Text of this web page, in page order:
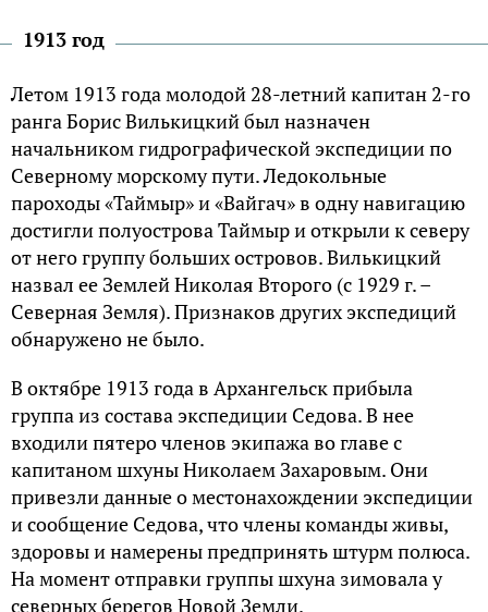
1913 год
Летом 1913 года молодой 28-летний капитан 2-го
ранга Борис Вилькицкий был назначен
начальником гидрографической экспедиции по
Северному морскому пути. Ледокольные
пароходы «Таймыр» и «Вайгач» в одну навигацию
достигли полуострова Таймыр и открыли к северу
от него группу больших островов. Вилькицкий
назвал ее Землей Николая Второго (с 1929 г. –
Северная Земля). Признаков других экспедиций
обнаружено не было.
В октябре 1913 года в Архангельск прибыла
группа из состава экспедиции Седова. В нее
входили пятеро членов экипажа во главе с
капитаном шхуны Николаем Захаровым. Они
привезли данные о местонахождении экспедиции
и сообщение Седова, что члены команды живы,
здоровы и намерены предпринять штурм полюса.
На момент отправки группы шхуна зимовала у
северных берегов Новой Земли.